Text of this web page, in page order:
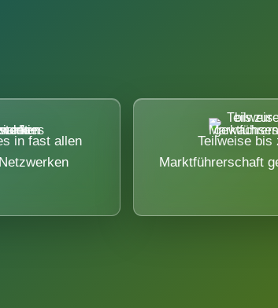
in fast allen
Teilweise bis
Marktführerschaft